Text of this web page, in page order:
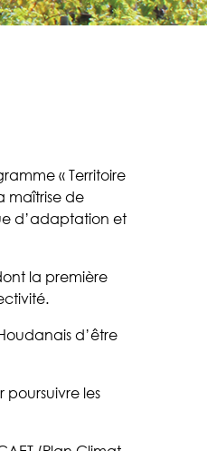
« Territoire
maîtrise de
d’adaptation et
la première
d’être
les